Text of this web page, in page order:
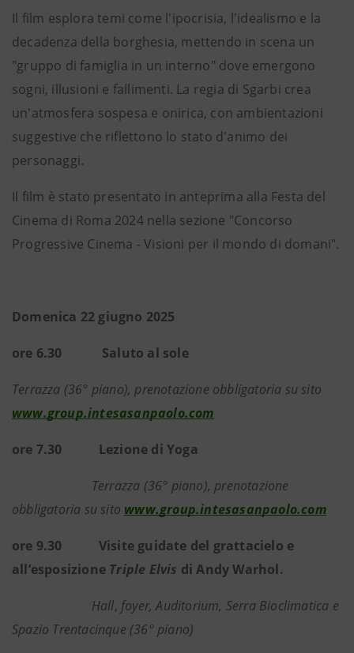
Il film esplora temi come l'ipocrisia, l'idealismo e la
decadenza della borghesia, mettendo in scena un
"gruppo di famiglia in un interno" dove emergono
sogni, illusioni e fallimenti. La regia di Sgarbi crea
un'atmosfera sospesa e onirica, con ambientazioni
suggestive che riflettono lo stato d'animo dei
personaggi.
Il film è stato presentato in anteprima alla Festa del
Cinema di Roma 2024 nella sezione "Concorso
Progressive Cinema - Visioni per il mondo di domani".
Domenica 22 giugno 2025
ore 6.30 Saluto al sole
Terrazza (36° piano), prenotazione obbligatoria su sito
www.group.intesasanpaolo.com
ore 7.30 Lezione di Yoga
Terrazza (36° piano), prenotazione
obbligatoria su sito www.group.intesasanpaolo.com
ore 9.30 Visite guidate del grattacielo e
all’esposizione Triple Elvis di Andy Warhol.
Hall, foyer, Auditorium, Serra Bioclimatica e
Spazio Trentacinque (36° piano)